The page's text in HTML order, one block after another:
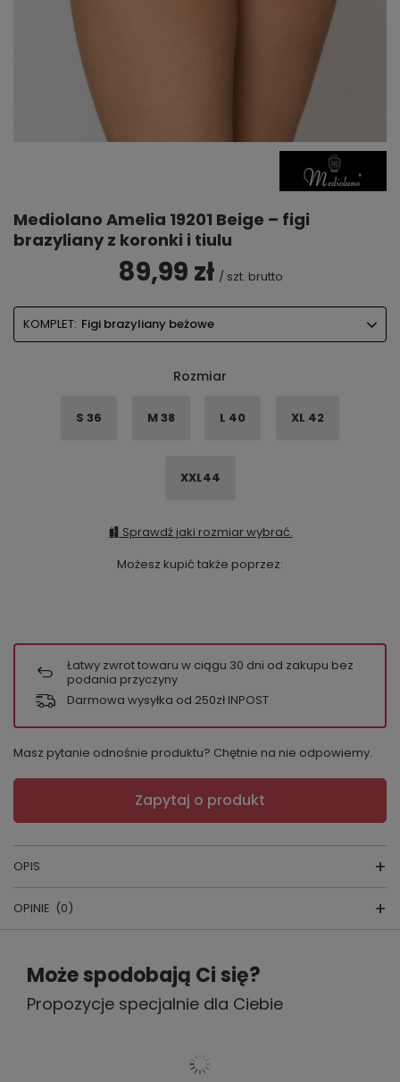
Mediolano Amelia 19201 Beige – figi
brazyliany z koronki i tiulu
89,99 zł / szt. brutto
KOMPLET: Figi brazyliany beżowe
Rozmiar
S 36 M 38 L 40 XL 42
XXL44
Sprawdź jaki rozmiar wybrać.
Możesz kupić także poprzez:
Łatwy zwrot towaru w ciągu 30 dni od zakupu bez
podania przyczyny
Darmowa wysyłka od 250zł INPOST
Masz pytanie odnośnie produktu? Chętnie na nie odpowiemy.
Zapytaj o produkt
OPIS
SKŁAD:78%Poliamid, 12% Elastan, 5%
PRODUCENT:MEDIOLANO
KRAJ PRODUKCJI: POLSKA
elegancję z codziennym komfortem
OPINIE (0)
Napisz swoją opinię
Twoja ocena:
Może spodobają Ci się?
Propozycje specjalnie dla Ciebie